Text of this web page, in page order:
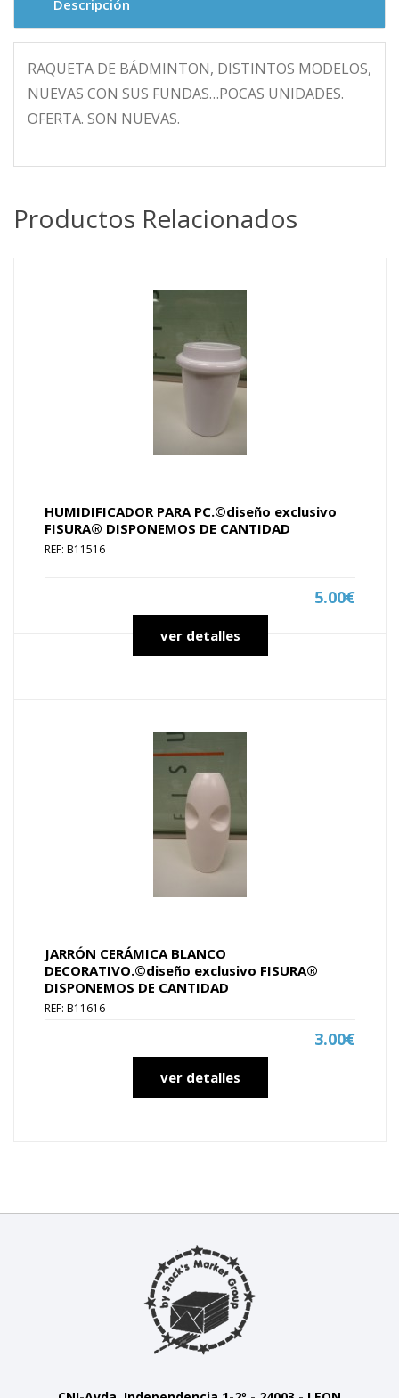
Descripción
RAQUETA DE BÁDMINTON, DISTINTOS MODELOS,
NUEVAS CON SUS FUNDAS…POCAS UNIDADES.
OFERTA. SON NUEVAS.
Productos Relacionados
HUMIDIFICADOR PARA PC.©diseño exclusivo
FISURA® DISPONEMOS DE CANTIDAD
REF: B11516
5.00€
ver detalles
JARRÓN CERÁMICA BLANCO
DECORATIVO.©diseño exclusivo FISURA®
DISPONEMOS DE CANTIDAD
REF: B11616
3.00€
ver detalles